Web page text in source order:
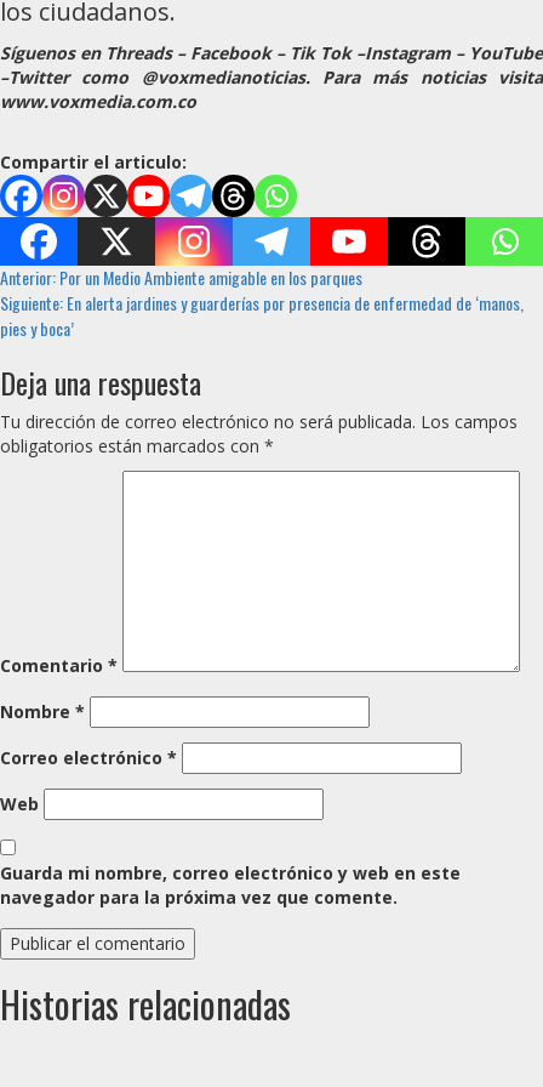
los ciudadanos.
Síguenos en Threads – Facebook – Tik Tok –Instagram – YouTube
–Twitter como @voxmedianoticias. Para más noticias visita
www.voxmedia.com.co
Compartir el articulo:
Sigue
leyendo
Anterior:Por un Medio Ambiente amigable en los parques
Siguiente:En alerta jardines y guarderías por presencia de enfermedad de ‘manos,
pies y boca’
Deja una respuesta
Tu dirección de correo electrónico no será publicada. Los campos
obligatorios están marcados con *
Comentario *
Nombre *
Correo electrónico *
Web
Guarda mi nombre, correo electrónico y web en este
navegador para la próxima vez que comente.
Historias relacionadas